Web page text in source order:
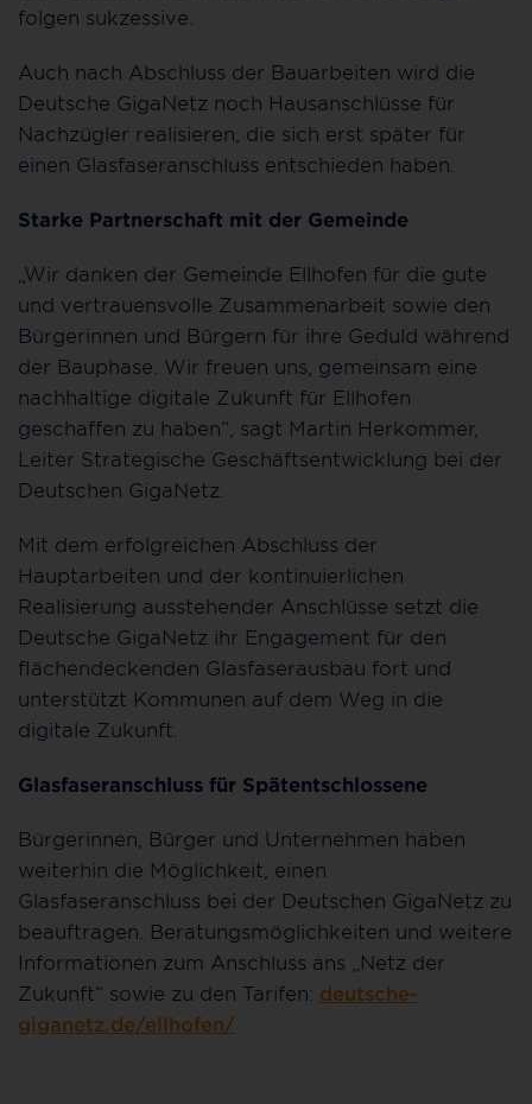
folgen sukzessive.
Auch nach Abschluss der Bauarbeiten wird die
Deutsche GigaNetz noch Hausanschlüsse für
Nachzügler realisieren, die sich erst später für
einen Glasfaseranschluss entschieden haben.
Starke Partnerschaft mit der Gemeinde
„Wir danken der Gemeinde Ellhofen für die gute
und vertrauensvolle Zusammenarbeit sowie den
Bürgerinnen und Bürgern für ihre Geduld während
der Bauphase. Wir freuen uns, gemeinsam eine
nachhaltige digitale Zukunft für Ellhofen
geschaffen zu haben“, sagt Martin Herkommer,
Leiter Strategische Geschäftsentwicklung bei der
Deutschen GigaNetz.
Mit dem erfolgreichen Abschluss der
Hauptarbeiten und der kontinuierlichen
Realisierung ausstehender Anschlüsse setzt die
Deutsche GigaNetz ihr Engagement für den
flächendeckenden Glasfaserausbau fort und
unterstützt Kommunen auf dem Weg in die
digitale Zukunft.
Glasfaseranschluss für Spätentschlossene
Bürgerinnen, Bürger und Unternehmen haben
weiterhin die Möglichkeit, einen
Glasfaseranschluss bei der Deutschen GigaNetz zu
beauftragen. Beratungsmöglichkeiten und weitere
Informationen zum Anschluss ans „Netz der
Zukunft“ sowie zu den Tarifen: deutsche-
giganetz.de/ellhofen/